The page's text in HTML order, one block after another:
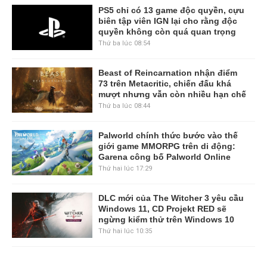
PS5 chỉ có 13 game độc quyền, cựu
biên tập viên IGN lại cho rằng độc
quyền không còn quá quan trọng
Thứ ba lúc 08:54
Beast of Reincarnation nhận điểm
73 trên Metacritic, chiến đấu khá
mượt nhưng vẫn còn nhiều hạn chế
Thứ ba lúc 08:44
Palworld chính thức bước vào thế
giới game MMORPG trên di động:
Garena công bố Palworld Online
Thứ hai lúc 17:29
DLC mới của The Witcher 3 yêu cầu
Windows 11, CD Projekt RED sẽ
ngừng kiểm thử trên Windows 10
Thứ hai lúc 10:35